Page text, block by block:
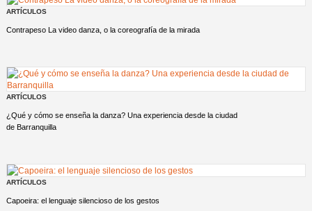
ARTÍCULOS
Contrapeso La video danza, o la coreografía de la mirada
ARTÍCULOS
¿Qué y cómo se enseña la danza? Una experiencia desde la ciudad
de Barranquilla
ARTÍCULOS
Capoeira: el lenguaje silencioso de los gestos